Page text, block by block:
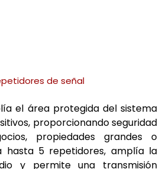
de señal
el área protegida del sistema
proporcionando seguridad
propiedades grandes o
hasta 5 repetidores, amplía la
y permite una transmisión